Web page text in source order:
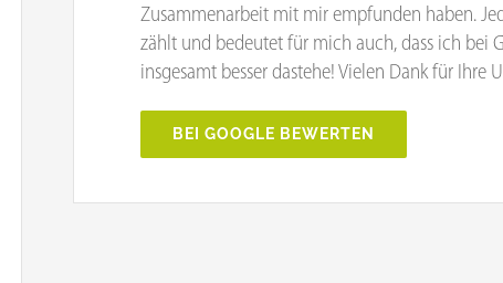
Zusammenarbeit mit mir empfunden haben.
zählt und bedeutet für mich auch, dass ich bei
insgesamt besser dastehe! Vielen Dank für Ihre
BEI GOOGLE BEWERTEN